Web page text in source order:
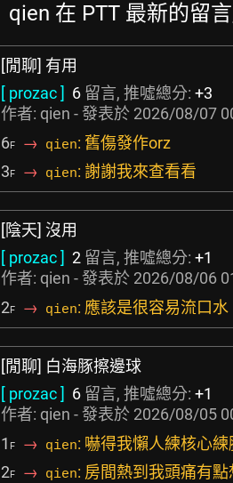
qien 在 PTT 最新的留
[閒聊] 有用
[ prozac ] 6 留言, 推噓總分: +3
作者: qien - 發表於 2026/08/07
6F → qien: 舊傷發作orz
3F → qien: 謝謝我來查看看
[陰天] 沒用
[ prozac ] 2 留言, 推噓總分: +1
作者: qien - 發表於 2026/08/06
2F → qien: 應該是很容易流口水
[閒聊] 白海豚擦邊球
[ prozac ] 6 留言, 推噓總分: +1
作者: qien - 發表於 2026/08/05
1 F → qien: 嚇得我懶人練核心
2F → qien: 房間熱到我頭痛有點